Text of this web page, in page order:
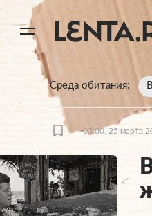
Среда обитания
03:00, 25 марта